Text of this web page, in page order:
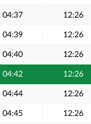
04:37 12:26
04:39 12:26
04:40 12:26
04:42 12:26
04:44 12:26
04:45 12:26